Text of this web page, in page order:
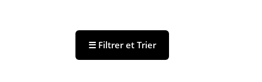
☰ Filtrer et Trier